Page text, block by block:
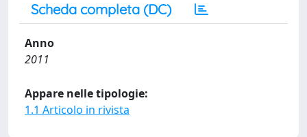
Scheda completa (DC)
Anno
2011
Appare nelle tipologie:
1.1 Articolo in rivista